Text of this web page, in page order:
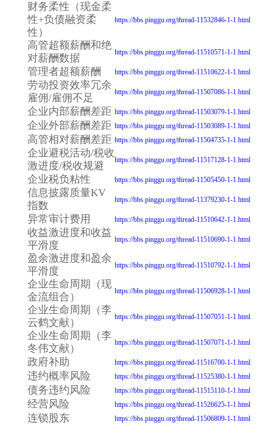
财务柔性（现金柔
性+负债融资柔
性）
https://bbs.pinggu.org/thread-11532846-1-1.html
高管超额薪酬和绝
对薪酬数据
https://bbs.pinggu.org/thread-11510571-1-1.html
管理者超额薪酬 https://bbs.pinggu.org/thread-11510622-1-1.html
劳动投资效率冗余
雇佣/雇佣不足
https://bbs.pinggu.org/thread-11507086-1-1.html
企业内部薪酬差距 https://bbs.pinggu.org/thread-11503079-1-1.html
企业外部薪酬差距 https://bbs.pinggu.org/thread-11503089-1-1.html
高管相对薪酬差距 https://bbs.pinggu.org/thread-11504735-1-1.html
企业避税活动/税收
激进度/税收规避
https://bbs.pinggu.org/thread-11517128-1-1.html
企业税负粘性 https://bbs.pinggu.org/thread-11505450-1-1.html
信息披露质量KV
指数
https://bbs.pinggu.org/thread-11379230-1-1.html
异常审计费用 https://bbs.pinggu.org/thread-11510642-1-1.html
收益激进度和收益
平滑度
https://bbs.pinggu.org/thread-11510690-1-1.html
盈余激进度和盈余
平滑度
https://bbs.pinggu.org/thread-11510792-1-1.html
企业生命周期（现
金流组合）
https://bbs.pinggu.org/thread-11506928-1-1.html
企业生命周期（李
云鹤文献）
https://bbs.pinggu.org/thread-11507051-1-1.html
企业生命周期（李
冬伟文献）
https://bbs.pinggu.org/thread-11507071-1-1.html
政府补助 https://bbs.pinggu.org/thread-11516700-1-1.html
违约概率风险 https://bbs.pinggu.org/thread-11525380-1-1.html
债务违约风险 https://bbs.pinggu.org/thread-11515110-1-1.html
经营风险 https://bbs.pinggu.org/thread-11526625-1-1.html
连锁股东 https://bbs.pinggu.org/thread-11506809-1-1.html